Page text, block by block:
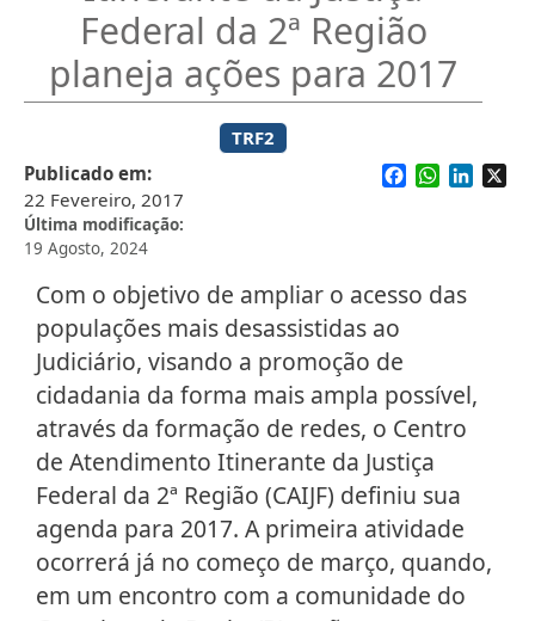
Federal da 2ª Região
planeja ações para 2017
TRF2
Publicado em
22 Fevereiro, 2017
Última modificação
19 Agosto, 2024
Facebook
WhatsApp
Com o objetivo de ampliar o acesso das
populações mais desassistidas ao
Judiciário, visando a promoção de
cidadania da forma mais ampla possível,
através da formação de redes, o Centro
de Atendimento Itinerante da Justiça
Federal da 2ª Região (CAIJF) definiu sua
agenda para 2017. A primeira atividade
ocorrerá já no começo de março, quando,
em um encontro com a comunidade do